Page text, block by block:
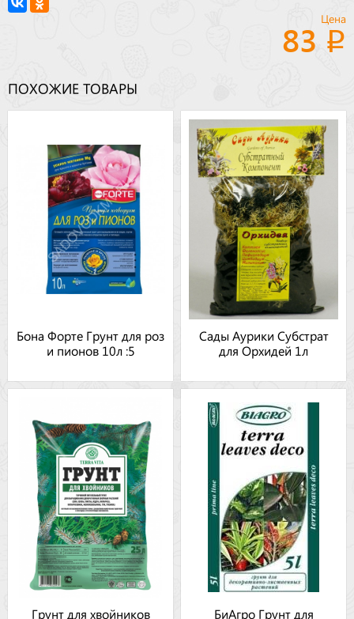
Цена
83
ПОХОЖИЕ ТОВАРЫ
Бона Форте Грунт для роз
и пионов 10л :5
Сады Аурики Субстрат
для Орхидей 1л
Грунт для хвойников БиАгро Грунт для